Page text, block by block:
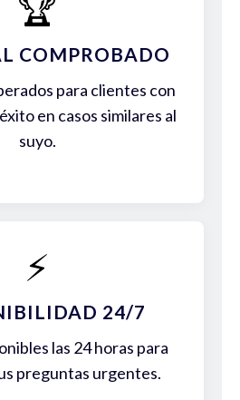
🏆
COMPROBADO
para clientes con
en casos similares al
suyo.
⚡
24/7
las 24 horas para
preguntas urgentes.